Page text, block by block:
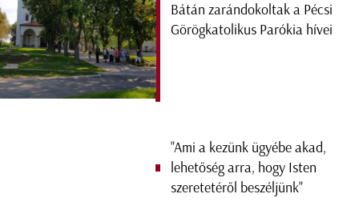
Bátán zarándokoltak a Pécsi
Görögkatolikus Parókia hívei
"Ami a kezünk ügyébe akad,
lehetőség arra, hogy Isten
szeretetéről beszéljünk"